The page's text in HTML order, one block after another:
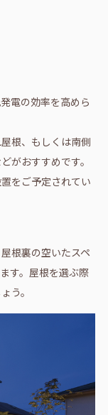
電の効率を高めら
根、もしくは南側
がおすすめです。
をご予定されてい
根裏の空いたスペ
す。屋根を選ぶ際
う。